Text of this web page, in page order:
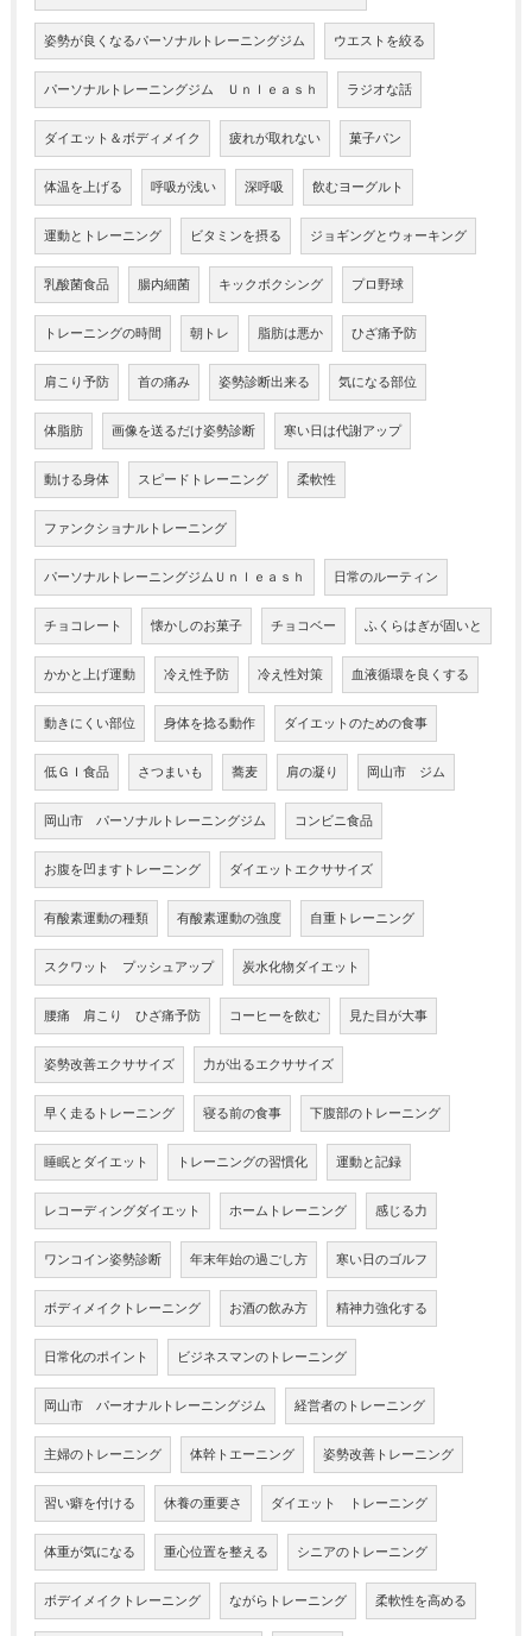
姿勢が良くなるパーソナルトレーニングジム ウエストを絞る
パーソナルトレーニングジム Ｕｎｌｅａｓｈ ラジオな話
ダイエット＆ボディメイク 疲れが取れない 菓子パン
体温を上げる 呼吸が浅い 深呼吸 飲むヨーグルト
運動とトレーニング ビタミンを摂る ジョギングとウォーキング
乳酸菌食品 腸内細菌 キックボクシング プロ野球
トレーニングの時間 朝トレ 脂肪は悪か ひざ痛予防
肩こり予防 首の痛み 姿勢診断出来る 気になる部位
体脂肪 画像を送るだけ姿勢診断 寒い日は代謝アップ
動ける身体 スピードトレーニング 柔軟性
ファンクショナルトレーニング
パーソナルトレーニングジムＵｎｌｅａｓｈ 日常のルーティン
チョコレート 懐かしのお菓子 チョコベー ふくらはぎが固いと
かかと上げ運動 冷え性予防 冷え性対策 血液循環を良くする
動きにくい部位 身体を捻る動作 ダイエットのための食事
低ＧＩ食品 さつまいも 蕎麦 肩の凝り 岡山市 ジム
岡山市 パーソナルトレーニングジム コンビニ食品
お腹を凹ますトレーニング ダイエットエクササイズ
有酸素運動の種類 有酸素運動の強度 自重トレーニング
スクワット プッシュアップ 炭水化物ダイエット
腰痛 肩こり ひざ痛予防 コーヒーを飲む 見た目が大事
姿勢改善エクササイズ 力が出るエクササイズ
早く走るトレーニング 寝る前の食事 下腹部のトレーニング
睡眠とダイエット トレーニングの習慣化 運動と記録
レコーディングダイエット ホームトレーニング 感じる力
ワンコイン姿勢診断 年末年始の過ごし方 寒い日のゴルフ
ボディメイクトレーニング お酒の飲み方 精神力強化する
日常化のポイント ビジネスマンのトレーニング
岡山市 パーオナルトレーニングジム 経営者のトレーニング
主婦のトレーニング 体幹トエーニング 姿勢改善トレーニング
習い癖を付ける 休養の重要さ ダイエット トレーニング
体重が気になる 重心位置を整える シニアのトレーニング
ボデイメイクトレーニング ながらトレーニング 柔軟性を高める